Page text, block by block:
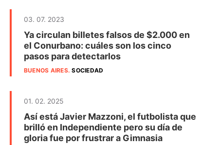
03. 07. 2023
Ya circulan billetes falsos de $2.000 en
el Conurbano: cuáles son los cinco
pasos para detectarlos
BUENOS AIRES.SOCIEDAD
01. 02. 2025
Así está Javier Mazzoni, el futbolista que
brilló en Independiente pero su día de
gloria fue por frustrar a Gimnasia